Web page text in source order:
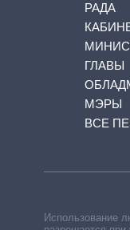
РАДА
ГЛАВЫ
МЭРЫ
ВСЕ
Использование